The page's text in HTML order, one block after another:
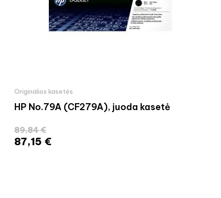
Originalios kasetės
HP No.79A (CF279A), juoda kasetė
89,84 €
87,15 €